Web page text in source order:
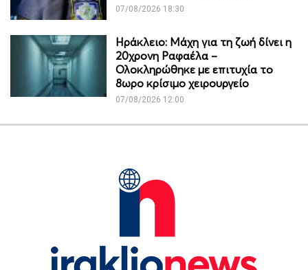
07/08/2026 18:30
Ηράκλειο: Μάχη για τη ζωή δίνει η
20χρονη Ραφαέλα –
Ολοκληρώθηκε με επιτυχία το
8ωρο κρίσιμο χειρουργείο
07/08/2026 12:00